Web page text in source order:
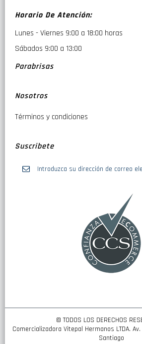
Horario De Atención:
Lunes - Viernes 9:00 a 18:00 horas
Sábados 9:00 a 13:00
Parabrisas
Nosotros
Términos y condiciones
Suscribete
© TODOS LOS DERECHOS
Comercializadora Vitepal Hermanos LTDA.
Santiago